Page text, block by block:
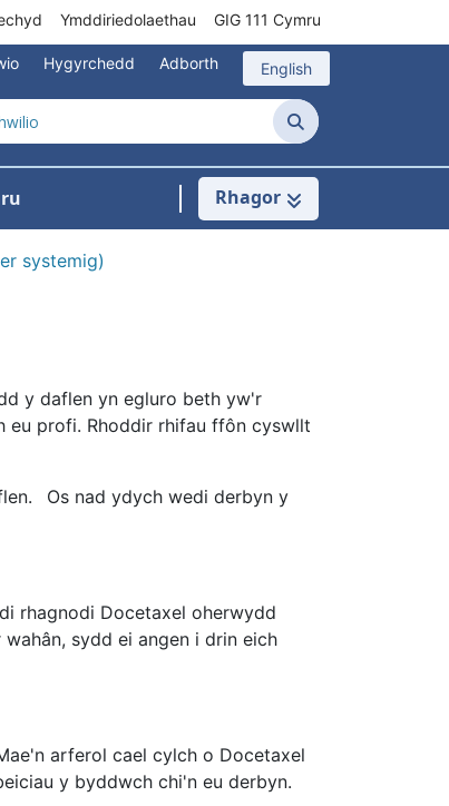
Ymddiriedolaethau GIG 111 Cymru
Hygyrchedd Adborth English
Chwilio
Rhagor
systemig)
y daflen yn egluro beth yw'r
eu profi. Rhoddir rhifau ffôn cyswllt
Os nad ydych wedi derbyn y
rhagnodi Docetaxel oherwydd
sydd ei angen i drin eich
arferol cael cylch o Docetaxel
y byddwch chi'n eu derbyn.